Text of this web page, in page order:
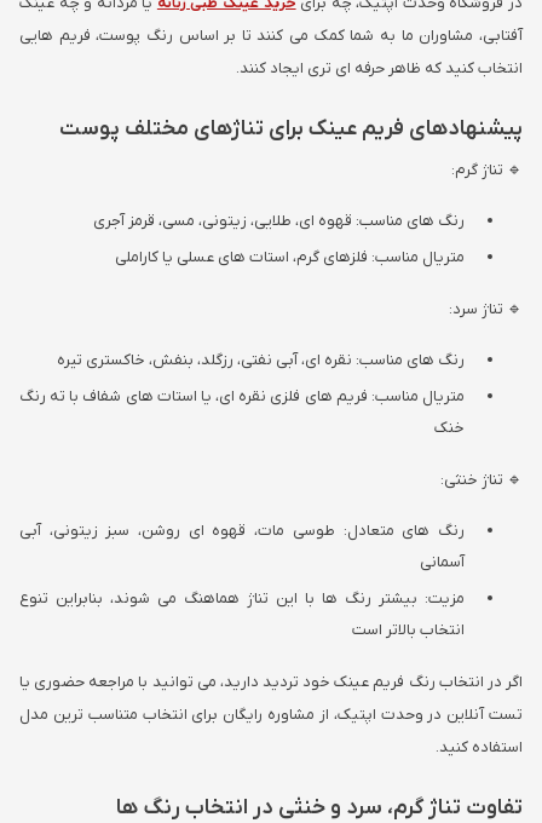
آفتابی، مشاوران ما به شما کمک می کنند تا بر اساس رنگ پوست، فریم هایی
انتخاب کنید که ظاهر حرفه ای تری ایجاد کنند.
پیشنهادهای فریم عینک برای تناژهای مختلف پوست
🔹 تناژ گرم:
رنگ های مناسب: قهوه ای، طلایی، زیتونی، مسی، قرمز آجری
متریال مناسب: فلزهای گرم، استات های عسلی یا کاراملی
🔹 تناژ سرد:
رنگ های مناسب: نقره ای، آبی نفتی، رزگلد، بنفش، خاکستری تیره
متریال مناسب: فریم های فلزی نقره ای، یا استات های شفاف با ته رنگ
خنک
🔹 تناژ خنثی:
رنگ های متعادل: طوسی مات، قهوه ای روشن، سبز زیتونی، آبی
آسمانی
مزیت: بیشتر رنگ ها با این تناژ هماهنگ می شوند، بنابراین تنوع
انتخاب بالاتر است
اگر در انتخاب رنگ فریم عینک خود تردید دارید، می توانید با مراجعه حضوری یا
تست آنلاین در وحدت اپتیک، از مشاوره رایگان برای انتخاب متناسب ترین مدل
استفاده کنید.
تفاوت تناژ گرم، سرد و خنثی در انتخاب رنگ ها